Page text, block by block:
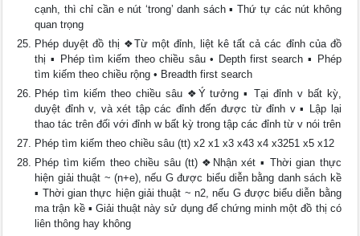
cạnh, thì chỉ cần e nút ‘trong’ danh sách ▪ Thứ tự các nút không
quan trọng
Phép duyệt đồ thị ❖Từ một đỉnh, liệt kê tất cả các đỉnh của đồ
thị ▪ Phép tìm kiếm theo chiều sâu • Depth first search ▪ Phép
tìm kiếm theo chiều rộng • Breadth first search
Phép tìm kiếm theo chiều sâu ❖Ý tưởng ▪ Tại đỉnh v bất kỳ,
duyệt đỉnh v, và xét tập các đỉnh đến được từ đỉnh v ▪ Lập lại
thao tác trên đối với đỉnh w bất kỳ trong tập các đỉnh từ v nói trên
Phép tìm kiếm theo chiều sâu (tt) x2 x1 x3 x43 x4 x3251 x5 x12
Phép tìm kiếm theo chiều sâu (tt) ❖Nhận xét ▪ Thời gian thực
hiện giải thuật ~ (n+e), nếu G được biểu diễn bằng danh sách kề
▪ Thời gian thực hiện giải thuật ~ n2, nếu G được biểu diễn bằng
ma trận kề ▪ Giải thuật này sử dụng để chứng minh một đồ thị có
liên thông hay không